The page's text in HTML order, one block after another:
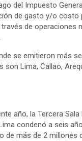
del Impuesto
de gasto y/o costo
través de operaciones
se emitieron más
son Lima, Callao,
año, la Tercera Sala
condenó a seis
de más de 2 millones